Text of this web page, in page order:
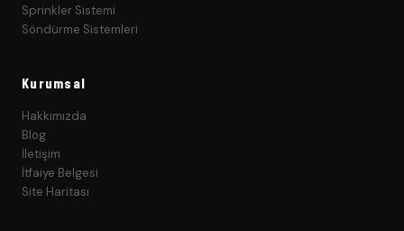
Sprinkler Sistemi
Söndürme Sistemleri
Kurumsal
Hakkımızda
Blog
İletişim
İtfaiye Belgesi
Site Haritası